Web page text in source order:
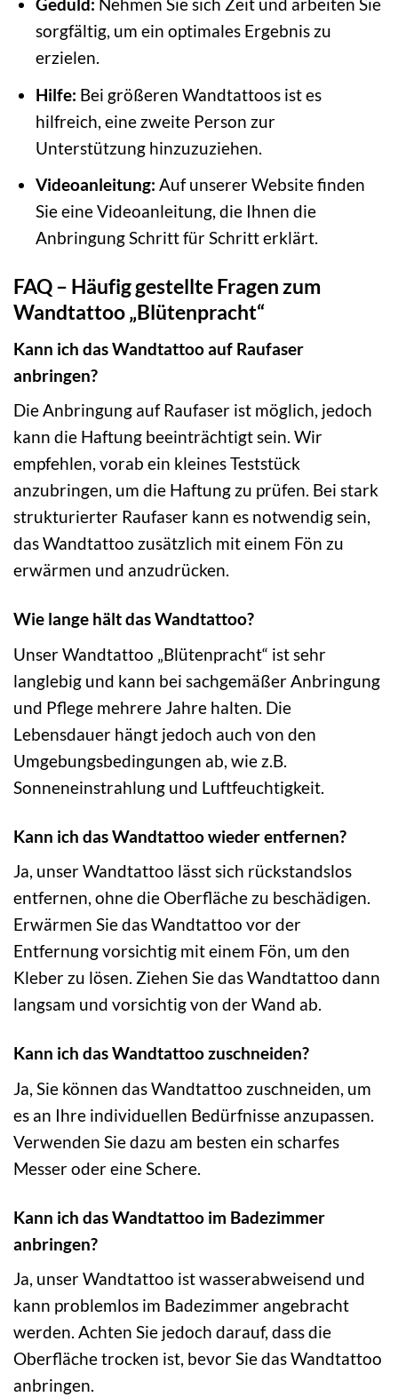
sorgfältig, um ein optimales Ergebnis zu
erzielen.
Hilfe: Bei größeren Wandtattoos ist es
hilfreich, eine zweite Person zur
Unterstützung hinzuzuziehen.
Videoanleitung: Auf unserer Website finden
Sie eine Videoanleitung, die Ihnen die
Anbringung Schritt für Schritt erklärt.
FAQ – Häufig gestellte Fragen zum
Wandtattoo „Blütenpracht“
Kann ich das Wandtattoo auf Raufaser
anbringen?
Die Anbringung auf Raufaser ist möglich, jedoch
kann die Haftung beeinträchtigt sein. Wir
empfehlen, vorab ein kleines Teststück
anzubringen, um die Haftung zu prüfen. Bei stark
strukturierter Raufaser kann es notwendig sein,
das Wandtattoo zusätzlich mit einem Fön zu
erwärmen und anzudrücken.
Wie lange hält das Wandtattoo?
Unser Wandtattoo „Blütenpracht“ ist sehr
langlebig und kann bei sachgemäßer Anbringung
und Pflege mehrere Jahre halten. Die
Lebensdauer hängt jedoch auch von den
Umgebungsbedingungen ab, wie z.B.
Sonneneinstrahlung und Luftfeuchtigkeit.
Kann ich das Wandtattoo wieder entfernen?
Ja, unser Wandtattoo lässt sich rückstandslos
entfernen, ohne die Oberfläche zu beschädigen.
Erwärmen Sie das Wandtattoo vor der
Entfernung vorsichtig mit einem Fön, um den
Kleber zu lösen. Ziehen Sie das Wandtattoo dann
langsam und vorsichtig von der Wand ab.
Kann ich das Wandtattoo zuschneiden?
Ja, Sie können das Wandtattoo zuschneiden, um
es an Ihre individuellen Bedürfnisse anzupassen.
Verwenden Sie dazu am besten ein scharfes
Messer oder eine Schere.
Kann ich das Wandtattoo im Badezimmer
anbringen?
Ja, unser Wandtattoo ist wasserabweisend und
kann problemlos im Badezimmer angebracht
werden. Achten Sie jedoch darauf, dass die
Oberfläche trocken ist, bevor Sie das Wandtattoo
anbringen.